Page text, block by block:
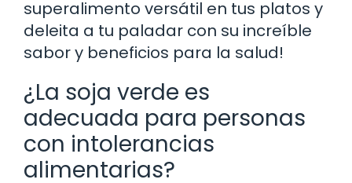
superalimento versátil en tus platos y
deleita a tu paladar con su increíble
sabor y beneficios para la salud!
¿La soja verde es
adecuada para personas
con intolerancias
alimentarias?